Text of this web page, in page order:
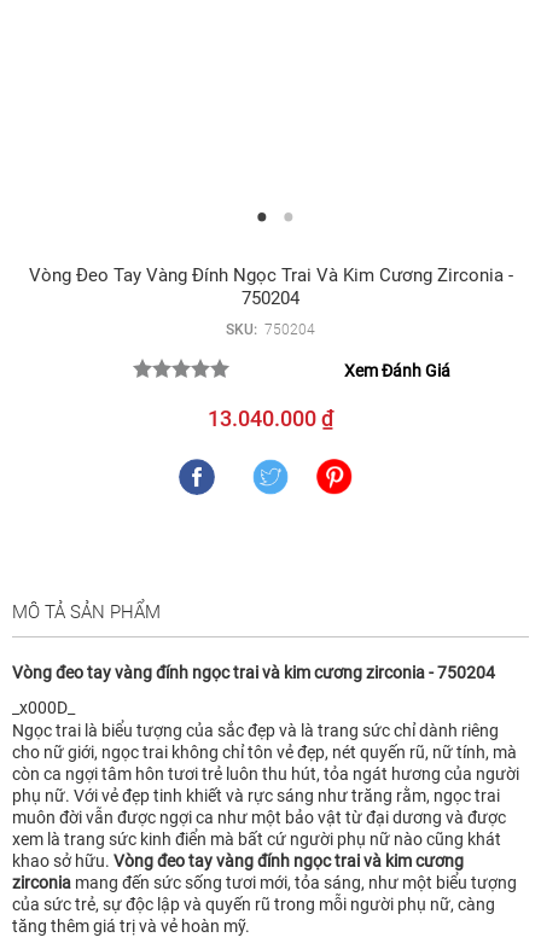
Vòng Đeo Tay Vàng Đính Ngọc Trai Và Kim Cương Zirconia -
750204
SKU: 750204
Xem Đánh Giá
13.040.000 ₫
MÔ TẢ SẢN PHẨM
Vòng đeo tay vàng đính ngọc trai và kim cương zirconia - 750204
_x000D_
Ngọc trai là biểu tượng của sắc đẹp và là trang sức chỉ dành riêng
cho nữ giới, ngọc trai không chỉ tôn vẻ đẹp, nét quyến rũ, nữ tính, mà
còn ca ngợi tâm hôn tươi trẻ luôn thu hút, tỏa ngát hương của người
phụ nữ. Với vẻ đẹp tinh khiết và rực sáng như trăng rằm, ngọc trai
muôn đời vẫn được ngợi ca như một bảo vật từ đại dương và được
xem là trang sức kinh điển mà bất cứ người phụ nữ nào cũng khát
khao sở hữu. Vòng đeo tay vàng đính ngọc trai và kim cương
zirconia mang đến sức sống tươi mới, tỏa sáng, như một biểu tượng
của sức trẻ, sự độc lập và quyến rũ trong mỗi người phụ nữ, càng
tăng thêm giá trị và vẻ hoàn mỹ.